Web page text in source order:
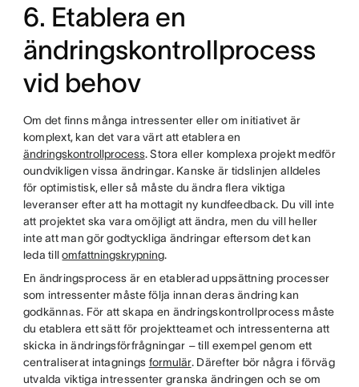
6. Etablera en
ändringskontrollprocess
vid behov
Om det finns många intressenter eller om initiativet är
komplext, kan det vara värt att etablera en
ändringskontrollprocess. Stora eller komplexa projekt medför
oundvikligen vissa ändringar. Kanske är tidslinjen alldeles
för optimistisk, eller så måste du ändra flera viktiga
leveranser efter att ha mottagit ny kundfeedback. Du vill inte
att projektet ska vara omöjligt att ändra, men du vill heller
inte att man gör godtyckliga ändringar eftersom det kan
leda tillomfattningskrypning.
En ändringsprocess är en etablerad uppsättning processer
som intressenter måste följa innan deras ändring kan
godkännas. För att skapa en ändringskontrollprocess måste
du etablera ett sätt för projektteamet och intressenterna att
skicka in ändringsförfrågningar – till exempel genom ett
centraliserat intagnings formulär. Därefter bör några i förväg
utvalda viktiga intressenter granska ändringen och se om